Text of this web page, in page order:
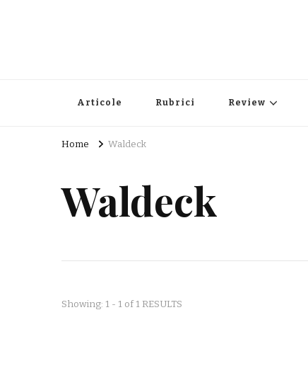
Articole Rubrici Review
Home Waldeck
Waldeck
Showing: 1 - 1 of 1 RESULTS